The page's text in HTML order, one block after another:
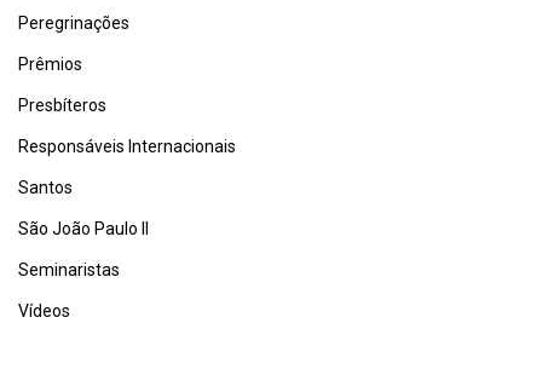
Peregrinações
Prêmios
Presbíteros
Responsáveis Internacionais
Santos
São João Paulo II
Seminaristas
Vídeos